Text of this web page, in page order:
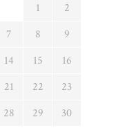
1
2
7 8
9
14 15
16
21 22
23
28 29
30